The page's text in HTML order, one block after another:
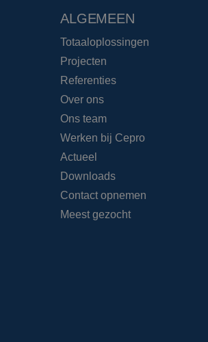
ALGEMEEN
Totaaloplossingen
Projecten
Referenties
Over ons
Ons team
Werken bij Cepro
Actueel
Downloads
Contact opnemen
Meest gezocht